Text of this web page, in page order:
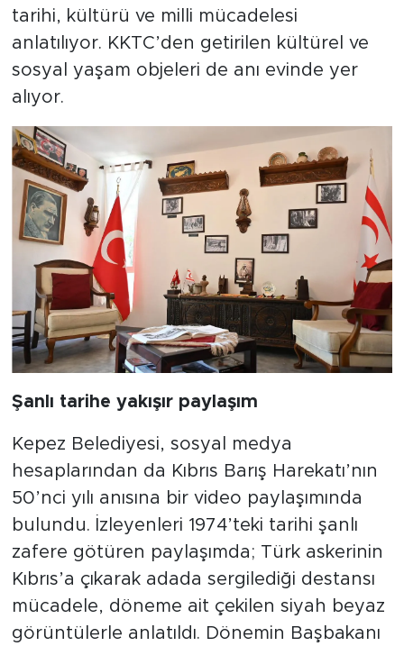
tarihi, kültürü ve milli mücadelesi
anlatılıyor. KKTC’den getirilen kültürel ve
sosyal yaşam objeleri de anı evinde yer
alıyor.
Şanlı tarihe yakışır paylaşım
Kepez Belediyesi, sosyal medya
hesaplarından da Kıbrıs Barış Harekatı’nın
50’nci yılı anısına bir video paylaşımında
bulundu. İzleyenleri 1974’teki tarihi şanlı
zafere götüren paylaşımda; Türk askerinin
Kıbrıs’a çıkarak adada sergilediği destansı
mücadele, döneme ait çekilen siyah beyaz
görüntülerle anlatıldı. Dönemin Başbakanı